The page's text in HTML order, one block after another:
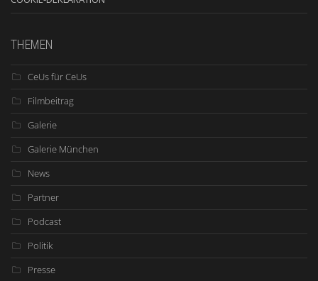
THEMEN
CeUs für CeUs
Filmbeitrag
Galerie
Galerie München
News
Partner
Podcast
Politik
Presse